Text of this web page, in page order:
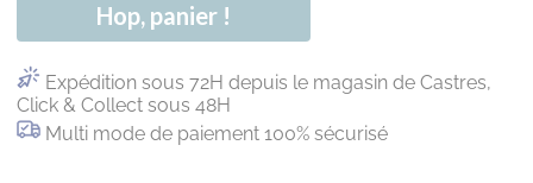
Hop, panier !
Expédition sous 72H depuis le magasin de Castres,
Click & Collect sous 48H
Multi mode de paiement 100% sécurisé